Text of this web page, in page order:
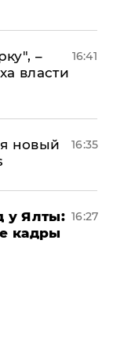
–
власти
16:41
новый
16:35
у Ялты:
кадры
16:27